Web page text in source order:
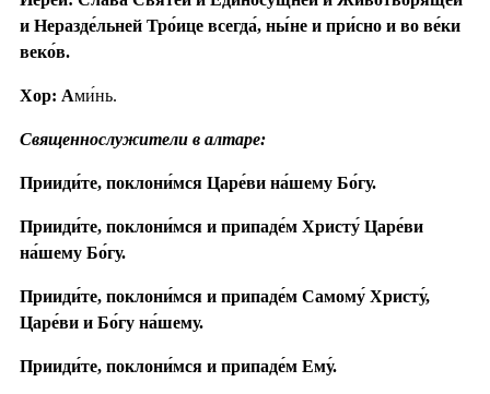
и Неразде́льней Тро́ице всегда́, ны́не и при́сно и во ве́ки
веко́в.
Хор: Ами́нь.
Священнослужители в алтаре:
Прииди́те, поклони́мся Царе́ви на́шему Бо́гу.
Прииди́те, поклони́мся и припаде́м Христу́ Царе́ви
на́шему Бо́гу.
Прииди́те, поклони́мся и припаде́м Самому́ Христу́,
Царе́ви и Бо́гу на́шему.
Прииди́те, поклони́мся и припаде́м Ему́.